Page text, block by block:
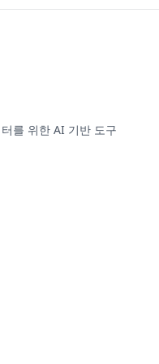
를 위한 AI 기반 도구